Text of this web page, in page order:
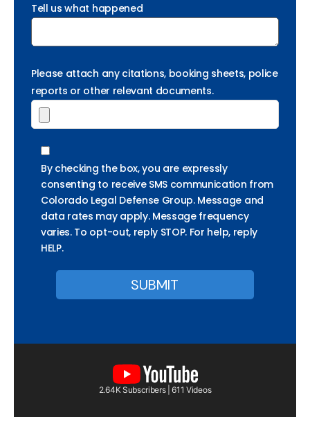
Tell us what happened
Please attach any citations, booking sheets, police
reports or other relevant documents.
By checking the box, you are expressly
consenting to receive SMS communication from
Colorado Legal Defense Group. Message and
data rates may apply. Message frequency
varies. To opt-out, reply STOP. For help, reply
HELP.
2.64K Subscribers | 611 Videos